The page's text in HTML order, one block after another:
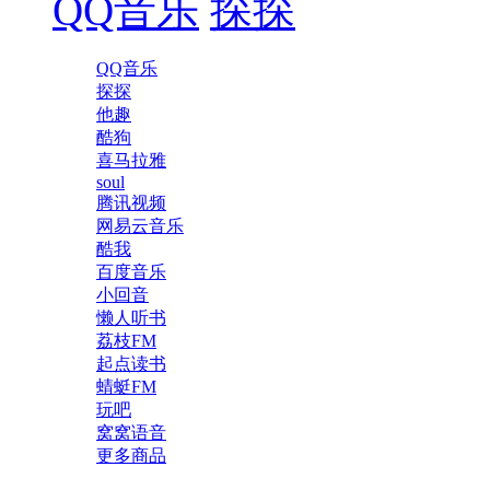
QQ音乐 探探
QQ音乐
探探
他趣
酷狗
喜马拉雅
soul
腾讯视频
网易云音乐
酷我
百度音乐
小回音
懒人听书
荔枝FM
起点读书
蜻蜓FM
玩吧
窝窝语音
更多商品